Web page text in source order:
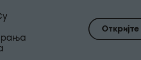
Откријте